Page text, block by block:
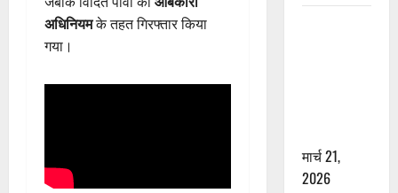
अधिनियमके तहत गिरफ्तार किया
गया।
मार्च 21,
2026